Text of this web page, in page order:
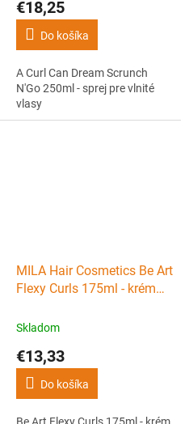
€18,25
Do košíka
A Curl Can Dream Scrunch
N'Go 250ml - sprej pre vlnité
vlasy
MILA Hair Cosmetics Be Art
Flexy Curls 175ml - krém
Skladom
€13,33
Do košíka